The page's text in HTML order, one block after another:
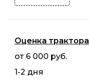
Оценка трактора
от 6 000 руб.
1-2 дня